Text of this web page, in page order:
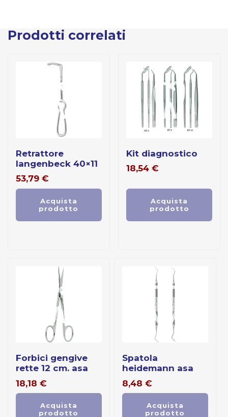
Prodotti correlati
retrattore
langenbeck 40×11
53,79 €
Acquista
prodotto
kit diagnostico
18,54 €
Acquista
prodotto
forbici gengive
rette 12 cm. asa
18,18 €
Acquista
prodotto
spatola
heidemann asa
8,48 €
Acquista
prodotto